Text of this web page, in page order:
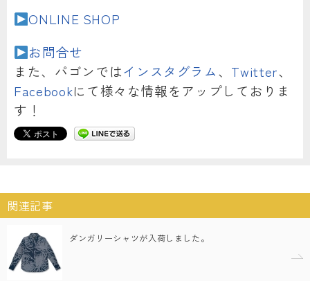
ONLINE SHOP
お問合せ
また、パゴンではインスタグラム、 Twitter、
Facebookにて様々な情報をアップしておりま
す！
関連記事
ダンガリーシャツが入荷しました。